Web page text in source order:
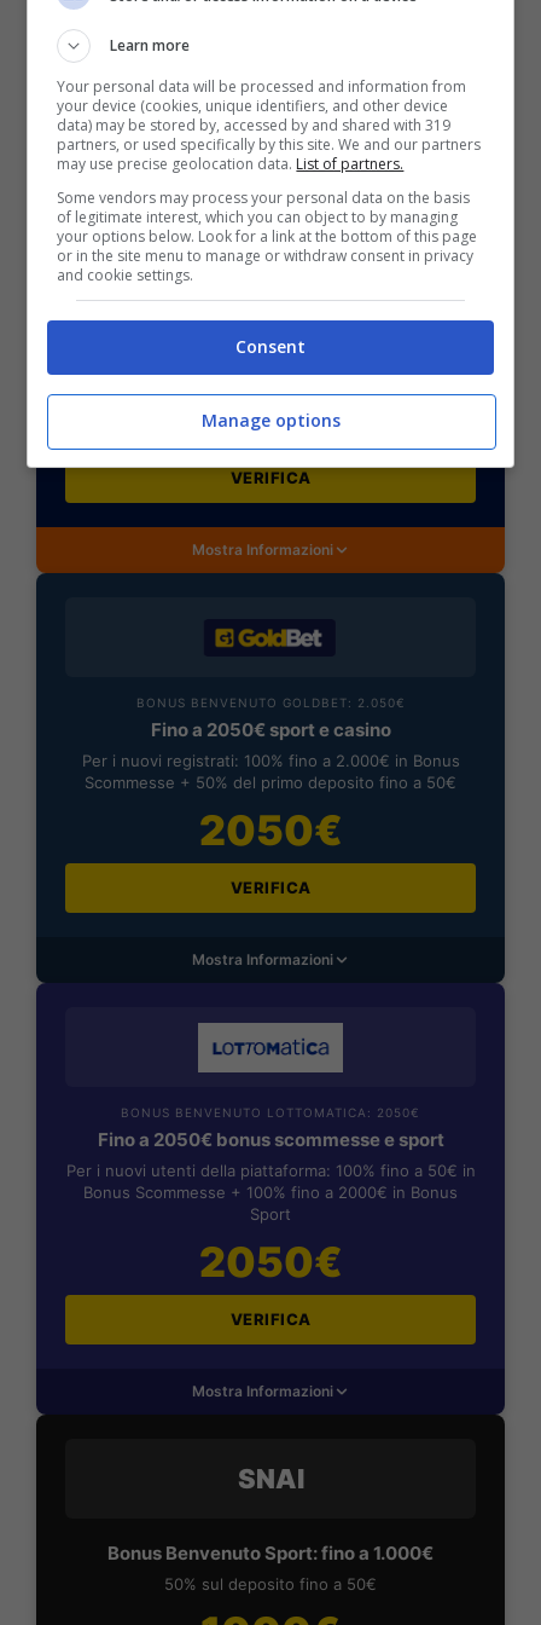
Shomurodov.
POSSIBILE RISULTATO: 2-1
BONUS SPORTBET: 100€ SUBITO
rimborso
Bonus 50€ senza deposito sport + fino a 50€ di
bonus rimborso sul primo deposito
200€
VERIFICA
Mostra Informazioni
BONUS BENVENUTO GOLDBET: 2.050€
Fino a 2050€ sport e casino
Per i nuovi registrati: 100% fino a 2.000€ in Bonus
Scommesse + 50% del primo deposito fino a 50€
2050€
VERIFICA
Mostra Informazioni
BONUS BENVENUTO LOTTOMATICA: 2050€
Fino a 2050€ bonus scommesse e sport
Per i nuovi utenti della piattaforma: 100% fino a 50€ in
Bonus Scommesse + 100% fino a 2000€ in Bonus
Sport
2050€
VERIFICA
Mostra Informazioni
SNAI
Bonus Benvenuto Sport: fino a 1.000€
50% sul deposito fino a 50€
Learn more
Your personal data will be processed and information from
your device (cookies, unique identifiers, and other device
data) may be stored by, accessed by and shared with 319
partners, or used specifically by this site. We and our partners
may use precise geolocation data. List of partners.
Some vendors may process your personal data on the basis
of legitimate interest, which you can object to by managing
your options below. Look for a link at the bottom of this page
or in the site menu to manage or withdraw consent in privacy
and cookie settings.
Consent
Manage options